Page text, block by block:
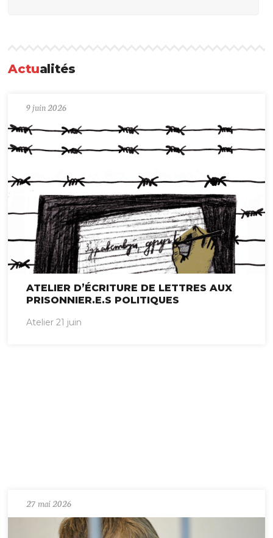
Actualités
9 juin 2026
ATELIER D’ÉCRITURE DE LETTRES AUX
PRISONNIER.E.S POLITIQUES
Atelier 21 juin
27 mai 2026